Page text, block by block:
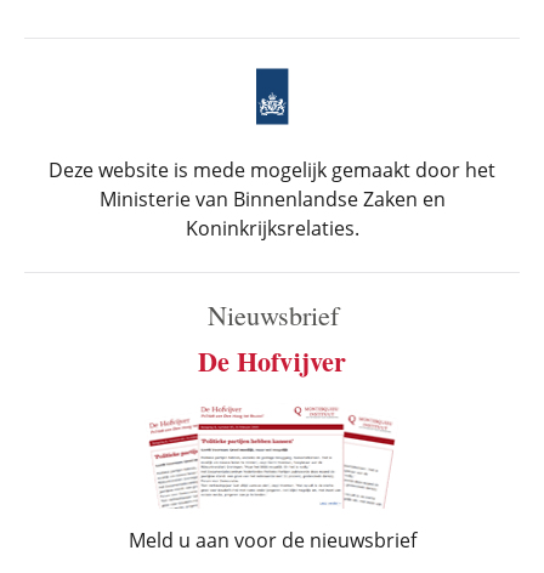
Deze website is mede mogelijk gemaakt door het
Ministerie van Binnenlandse Zaken en
Koninkrijksrelaties.
Nieuwsbrief
De Hofvijver
Meld u aan voor de nieuwsbrief